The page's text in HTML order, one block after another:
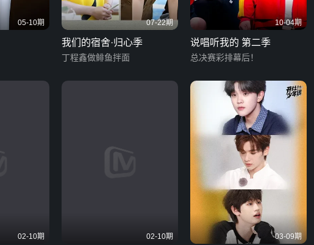
05-10期 07-22期
我们的宿舍·归心季
丁程鑫做鲱鱼拌面
10-04期
说唱听我的 第二季
总决赛彩排幕后！
02-10期 02-10期 03-09期